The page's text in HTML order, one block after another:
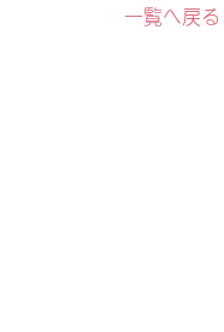
一覧へ戻る